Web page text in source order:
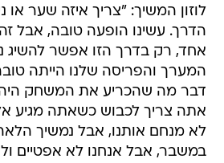
לוזון המשיך: "צריך איזה שער או
הדרך. עשינו הופעה טובה, אבל
אחד, רק בדרך הזו אפשר להשיג
המערך והפריסה שלנו הייתה
דבר מה שהכריע את המשחק
אתה צריך לכבוש כשאתה מגיע
לא מנחם אותנו, אבל נמשיך
במשבר, אבל אנחנו לא אפטיים